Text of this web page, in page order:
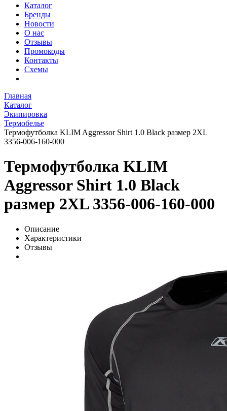
Каталог
Бренды
Новости
О нас
Отзывы
Промокоды
Контакты
Схемы
Главная
Каталог
Экипировка
Термобелье
Термофутболка KLIM Aggressor Shirt 1.0 Black размер 2XL
3356-006-160-000
Термофутболка KLIM
Aggressor Shirt 1.0 Black
размер 2XL 3356-006-160-000
Описание
Характеристики
Отзывы